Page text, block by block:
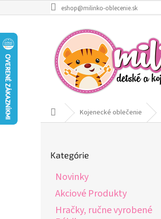
na
eshop@milinko-oblecenie.sk
DomovKojenecké oblečenie
kategórie
Kategórie
Novinky
Akciové Produkty
Hračky, ručne vyrobené